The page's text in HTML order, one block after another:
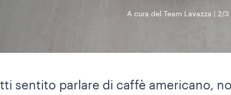
A cura del Team Lavazza 2/3
sentito parlare di caffè americano,